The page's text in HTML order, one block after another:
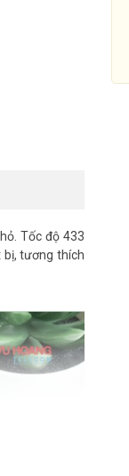
Tốc độ 433
bị, tương thích